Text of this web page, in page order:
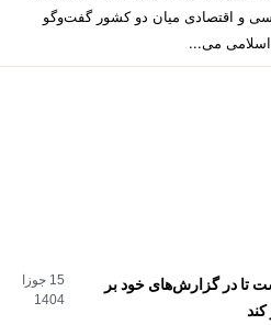
و اقتصادی میان دو کشور گفت‌وگو
می...
تا در گزارش‌های خود بر
15 جوزا
1404